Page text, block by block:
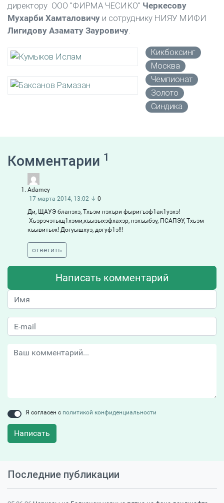
директору ООО "ФИРМА ЧЕСИКО" Черкесову
Мухарби Хамталовичу и сотруднику НИЯУ МИФИ
Лигидову Азамату Зауровичу.
Кикбоксинг
Москва
Чемпионат
Золото
Синдика
Комментарии 1
Adamey
17 марта 2014, 13:02 ↓ 0
Ди, ЩАУЭ бланэхэ, Тхьэм нэхъри фыригъэф1ак1уэхэ!
Хьэрэчэтыщ1хэми,къызыхэфхахэр, нэхъыбэу, ПСАПЭУ, Тхьэм
къывитыж! Догуышхуэ, догуф1э!!!
ответить
Написать комментарий
Я согласен с политикой конфиденциальности
Написать
Последние публикации